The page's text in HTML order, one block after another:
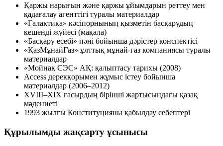
Қаржы нарығын және қаржы ұйымдарын реттеу мен
қадағалау агенттігі туралы материалдар
«Галактика» кәсіпорнының қызметін басқарудың
кешенді жүйесі (мақала)
«Басқару есебі» пәні бойынша дәрістер конспектісі
«ҚазМұнайГаз» ұлттық мұнай-газ компаниясы туралы
материалдар
«Мойнақ СЭС» АҚ: қалыптасу тарихы (2008)
Access дерекқорымен жұмыс істеу бойынша
материалдар (2006–2012)
XVIII–XIX ғасырдың бірінші жартысындағы қазақ
мәдениеті
1993 жылғы Конституцияны қабылдау себептері
Құрылымды жақсарту ұсынысы